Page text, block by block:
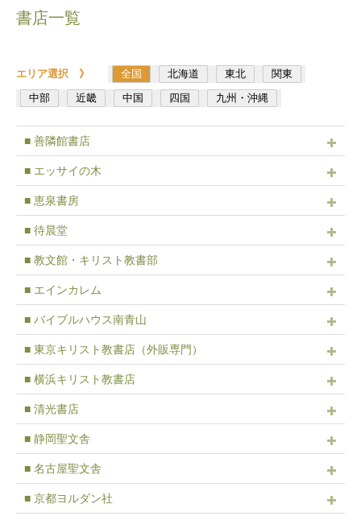
書店一覧
エリア選択 》 全国 北海道 東北
関東
中部
近畿 中国 四国 九州・沖縄
■ 善隣館書店
■ エッサイの木
■ 恵泉書房
■ 待晨堂
■ 教文館・キリスト教書部
■ エインカレム
■ バイブルハウス南青山
■ 東京キリスト教書店（外販専門）
■ 横浜キリスト教書店
■ 清光書店
■ 静岡聖文舎
■ 名古屋聖文舎
■ 京都ヨルダン社